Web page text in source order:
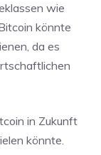
wie
könnte
da es
in Zukunft
könnte.